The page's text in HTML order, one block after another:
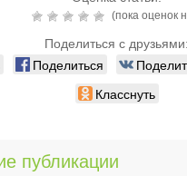
(пока оценок
Поделиться с друзьями:
Поделиться
Класснуть
публикации